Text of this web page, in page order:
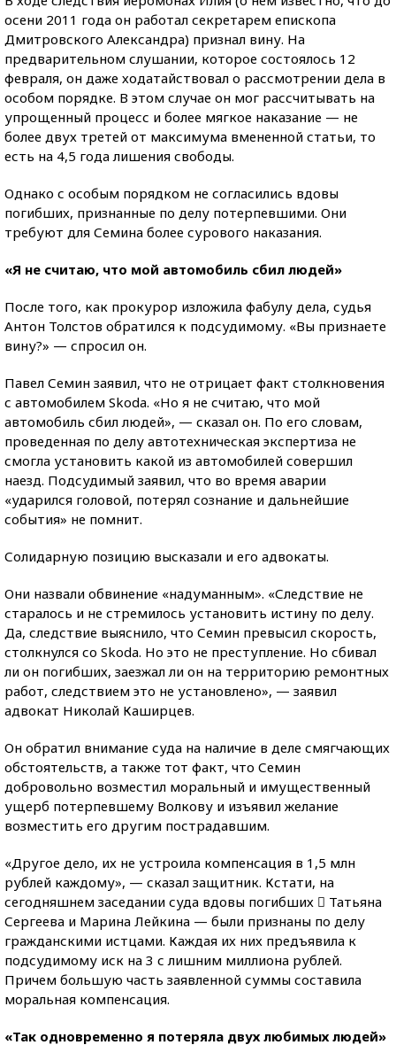
осени 2011 года он работал секретарем епископа
Дмитровского Александра) признал вину. На
предварительном слушании, которое состоялось 12
февраля, он даже ходатайствовал о рассмотрении дела в
особом порядке. В этом случае он мог рассчитывать на
упрощенный процесс и более мягкое наказание — не
более двух третей от максимума вмененной статьи, то
есть на 4,5 года лишения свободы.
Однако с особым порядком не согласились вдовы
погибших, признанные по делу потерпевшими. Они
требуют для Семина более сурового наказания.
«Я не считаю, что мой автомобиль сбил людей»
После того, как прокурор изложила фабулу дела, судья
Антон Толстов обратился к подсудимому. «Вы признаете
вину?» — спросил он.
Павел Семин заявил, что не отрицает факт столкновения
с автомобилем Skoda. «Но я не считаю, что мой
автомобиль сбил людей», — сказал он. По его словам,
проведенная по делу автотехническая экспертиза не
смогла установить какой из автомобилей совершил
наезд. Подсудимый заявил, что во время аварии
«ударился головой, потерял сознание и дальнейшие
события» не помнит.
Солидарную позицию высказали и его адвокаты.
Они назвали обвинение «надуманным». «Следствие не
старалось и не стремилось установить истину по делу.
Да, следствие выяснило, что Семин превысил скорость,
столкнулся со Skoda. Но это не преступление. Но сбивал
ли он погибших, заезжал ли он на территорию ремонтных
работ, следствием это не установлено», — заявил
адвокат Николай Каширцев.
Он обратил внимание суда на наличие в деле смягчающих
обстоятельств, а также тот факт, что Семин
добровольно возместил моральный и имущественный
ущерб потерпевшему Волкову и изъявил желание
возместить его другим пострадавшим.
«Другое дело, их не устроила компенсация в 1,5 млн
рублей каждому», — сказал защитник. Кстати, на
сегодняшнем заседании суда вдовы погибших  Татьяна
Сергеева и Марина Лейкина — были признаны по делу
гражданскими истцами. Каждая их них предъявила к
подсудимому иск на 3 с лишним миллиона рублей.
Причем большую часть заявленной суммы составила
моральная компенсация.
«Так одновременно я потеряла двух любимых людей»